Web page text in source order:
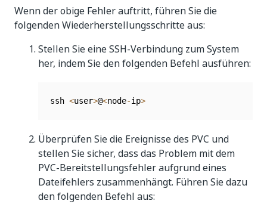
Wenn der obige Fehler auftritt, führen Sie die
folgenden Wiederherstellungsschritte aus:
Stellen Sie eine SSH-Verbindung zum System
her, indem Sie den folgenden Befehl ausführen:
ssh <user>@<node-ip>
Überprüfen Sie die Ereignisse des PVC und
stellen Sie sicher, dass das Problem mit dem
PVC-Bereitstellungsfehler aufgrund eines
Dateifehlers zusammenhängt. Führen Sie dazu
den folgenden Befehl aus: